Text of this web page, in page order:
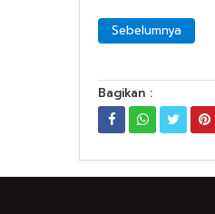
Sebelumnya
Bagikan :